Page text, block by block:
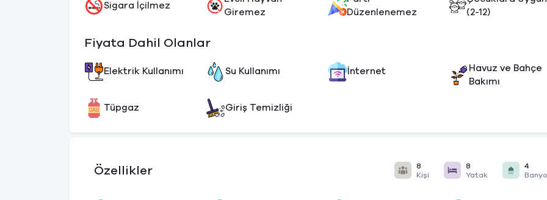
Sigara İçilmez
Giremez
Düzenlenemez
(2-12)
Fiyata Dahil Olanlar
Elektrik Kullanımı Su Kullanımı İnternet
Havuz ve Bahçe
Bakımı
Tüpgaz Giriş Temizliği
Özellikler
8
Kişi
8
Yatak
4
Banyo